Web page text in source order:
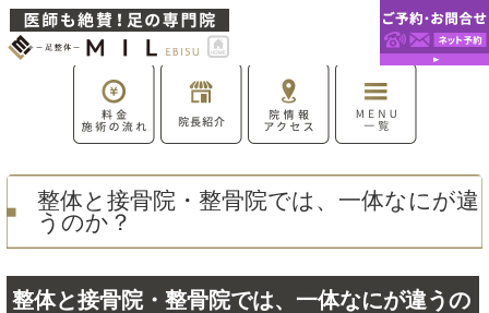
整体と接骨院・整骨院では、一体なにが違
うのか？
整体と接骨院・整骨院では、一体なにが違うの